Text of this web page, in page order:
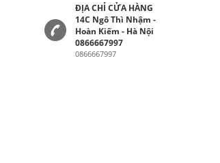
ĐỊA CHỈ CỬA HÀNG
14C Ngô Thì Nhậm -
Hoàn Kiếm - Hà Nội
0866667997
0866667997